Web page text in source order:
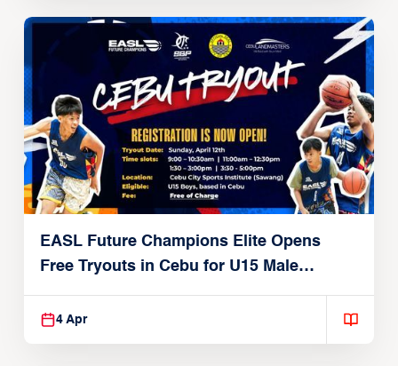
EASL Future Champions Elite Opens
Free Tryouts in Cebu for U15 Male
Players
4 Apr